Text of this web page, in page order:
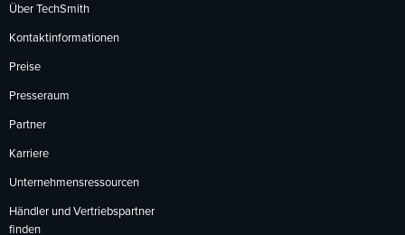
Über TechSmith
Kontaktinformationen
Preise
Presseraum
Partner
Karriere
Unternehmensressourcen
Händler und Vertriebspartner
finden